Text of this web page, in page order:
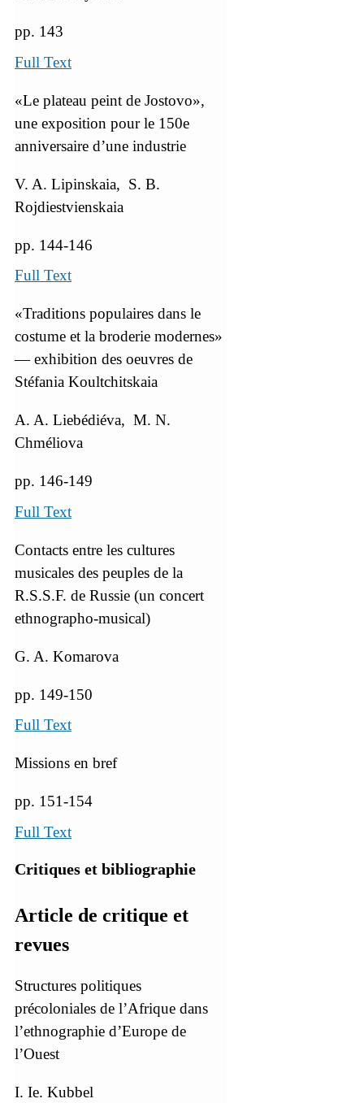
pp. 143
Full Text
«Le plateau peint de Jostovo»,
une exposition pour le 150e
anniversaire d’une industrie
V. A. Lipinskaia, S. B.
Rojdiestvienskaia
pp. 144-146
Full Text
«Traditions populaires dans le
costume et la broderie modernes»
— exhibition des oeuvres de
Stéfania Koultchitskaia
A. A. Liebédiéva, M. N.
Chméliova
pp. 146-149
Full Text
Contacts entre les cultures
musicales des peuples de la
R.S.S.F. de Russie (un concert
ethnographo-musical)
G. A. Komarova
pp. 149-150
Full Text
Missions en bref
pp. 151-154
Full Text
Critiques et bibliographie
Article de critique et
revues
Structures politiques
précoloniales de l’Afrique dans
l’ethnographie d’Europe de
l’Ouest
I. Ie. Kubbel